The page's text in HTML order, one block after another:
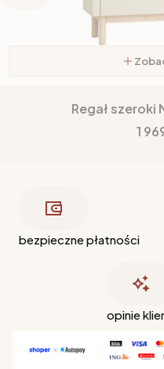
Regał szeroki
1
bezpieczne płatności
opinie